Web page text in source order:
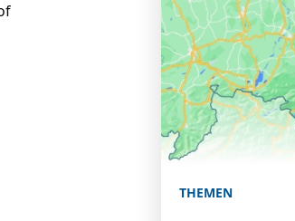
THEMEN